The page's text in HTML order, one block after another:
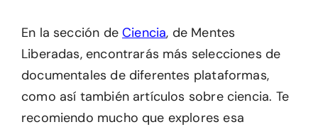
En la sección deCiencia, de Mentes
Liberadas, encontrarás más selecciones de
documentales de diferentes plataformas,
como así también artículos sobre ciencia. Te
recomiendo mucho que explores esa